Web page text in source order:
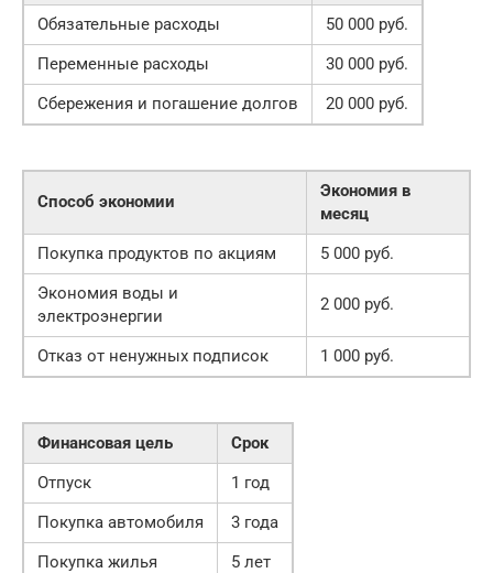
Обязательные расходы
50 000 руб.
Переменные расходы
30 000 руб.
Сбережения и погашение долгов
20 000 руб.
Способ экономии
Экономия в
месяц
Покупка продуктов по акциям
5 000 руб.
Экономия воды и
электроэнергии
2 000 руб.
Отказ от ненужных подписок 1 000 руб.
Финансовая цель
Срок
Отпуск
1 год
Покупка автомобиля
3 года
Покупка жилья
5 лет